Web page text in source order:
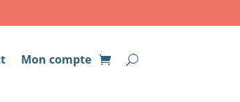
Mon compte